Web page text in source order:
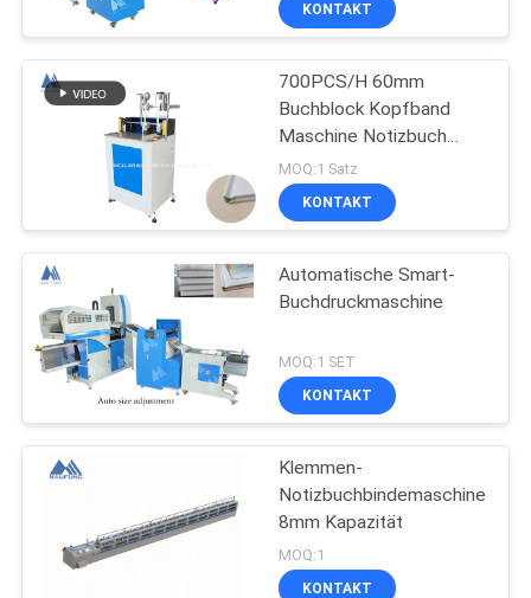
KONTAKT
700PCS/H 60mm
Buchblock Kopfband
Maschine Notizbuch
Bindemaschine MF-
HBM420
MOQ:1 Satz
KONTAKT
Automatische Smart-
Buchdruckmaschine
MOQ:1 SET
KONTAKT
Klemmen-
Notizbuchbindemaschine
8mm Kapazität
MOQ:1
KONTAKT